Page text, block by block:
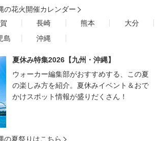
の花火開催カレンダー
長崎 熊本
大分
島 沖縄
夏休み特集2026【九州・沖縄】
ウォーカー編集部がおすすめする、この夏
の楽しみ方を紹介。夏休みイベント＆おで
かけスポット情報が盛りだくさん！
の夏祭りはこちら